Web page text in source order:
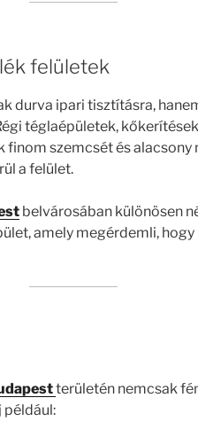
felületek
durva ipari tisztításra,
téglaépületek,
finom szemcsét és alacsony
a felület.
belvárosában különösen
amely megérdemli,
területén nemcsak
például: